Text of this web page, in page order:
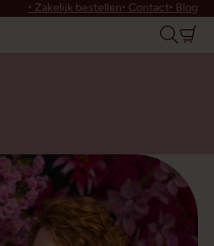
‣ Zakelijk bestellen‣ Contact‣ Blog